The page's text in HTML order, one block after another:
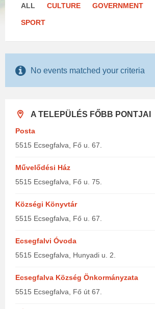
ALL CULTURE GOVERNMENT
SPORT
No events matched your criteria
A TELEPÜLÉS FŐBB PONTJAI
Posta
5515 Ecsegfalva, Fő u. 67.
Művelődési Ház
5515 Ecsegfalva, Fő u. 75.
Községi Könyvtár
5515 Ecsegfalva, Fő u. 67.
Ecsegfalvi Óvoda
5515 Ecsegfalva, Hunyadi u. 2.
Ecsegfalva Község Önkormányzata
5515 Ecsegfalva, Fő út 67.